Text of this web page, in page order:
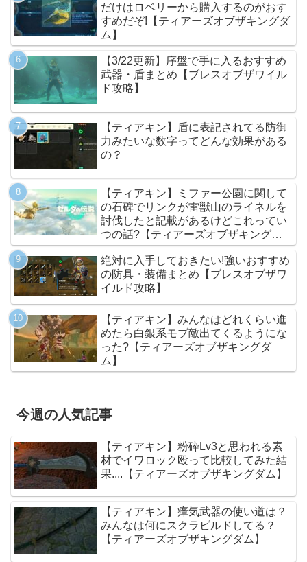
だけはロベリーから購入するのがおす
すめだぞ!【ティアーズオブザキングダ
ム】
【3/22更新】序盤で手に入るおすすめ
武器・盾まとめ【ブレスオブザワイル
ド攻略】
【ティアキン】盾に表記されてる防御
力みたいな数字ってどんな効果がある
の？
【ティアキン】ミファー公園に関して
の石碑でリンクが雷獣山のライネルを
討伐したと記載があるけどこれってい
つの話?【ティアーズオブザキングダ
ム】
絶対に入手しておきたい!強いおすすめ
の防具・装備まとめ【ブレスオブザワ
イルド攻略】
【ティアキン】みんなはどれくらい進
めたら白銀系モブ敵出てくるようにな
った?【ティアーズオブザキングダ
ム】
今週の人気記事
【ティアキン】粉砕Lv3と思われる素
材でイワロック殴って比較してみた結
果....【ティアーズオブザキングダム】
【ティアキン】瘴気武器の使い道は？
みんなは何にスクラビルドしてる？
【ティアーズオブザキングダム】